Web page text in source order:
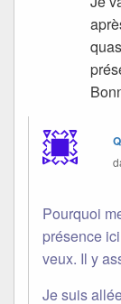
Pourquoi
présence
veux. Il y
Je suis